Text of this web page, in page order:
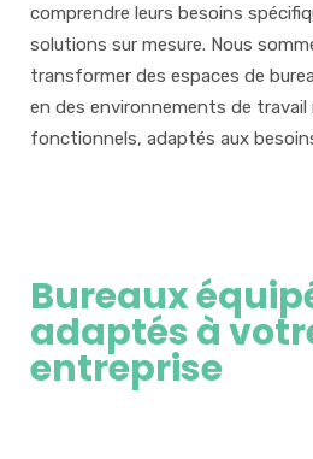
comprendre leurs besoins
solutions sur mesure. Nous
transformer des espaces de
en des environnements de travail
fonctionnels, adaptés aux
Bureaux
adaptés à
entreprise